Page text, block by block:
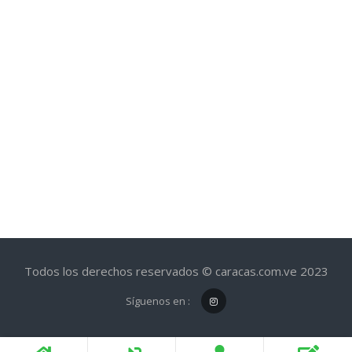
Todos los derechos reservados © caracas.com.ve 2023
Síguenos en :